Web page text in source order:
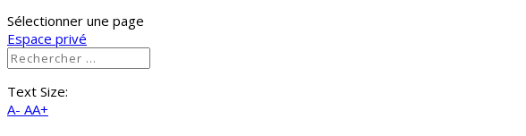
Sélectionner une page
Espace privé
Text Size:
A- AA+